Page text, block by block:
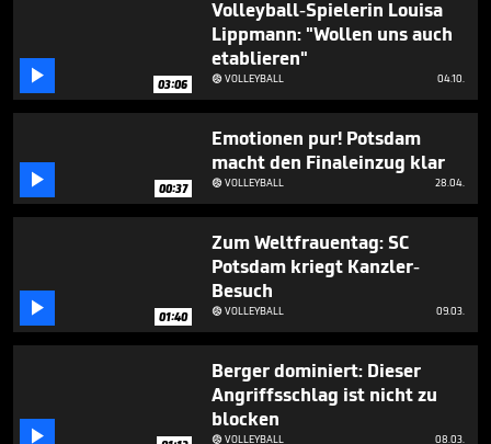
seconds
 03:06
Volleyball-Spielerin Louisa
Lippmann: "Wollen uns auch
etablieren"
VOLLEYBALL 04.10.
 00:37
Emotionen pur! Potsdam
macht den Finaleinzug klar
VOLLEYBALL 28.04.
 01:40
Zum Weltfrauentag: SC
Potsdam kriegt Kanzler-
Besuch
VOLLEYBALL 09.03.

Berger dominiert: Dieser
Angriffsschlag ist nicht zu
blocken
VOLLEYBALL 08.03.